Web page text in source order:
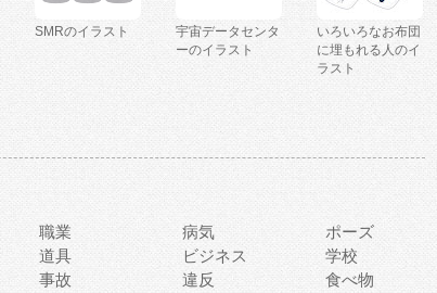
SMRのイラスト
宇宙データセンタ
ーのイラスト
いろいろなお布団
に埋もれる人のイ
ラスト
職業 病気
ポーズ
道具 ビジネス
学校
事故 違反
食べ物